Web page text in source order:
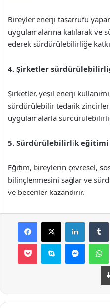
Bireyler enerji tasarrufu
uygulamalarına katılarak ve
ederek sürdürülebilirliğe
4. Şirketler
Şirketler, yeşil enerji
sürdürülebilir tedarik
uygulamalarla
5. Sürdürülebilirlik eğitimi
Eğitim, bireylerin çevresel,
bilinçlenmesini sağlar ve
ve beceriler kazandırır.
Facebook
X LinkedIn
Pocket Skype